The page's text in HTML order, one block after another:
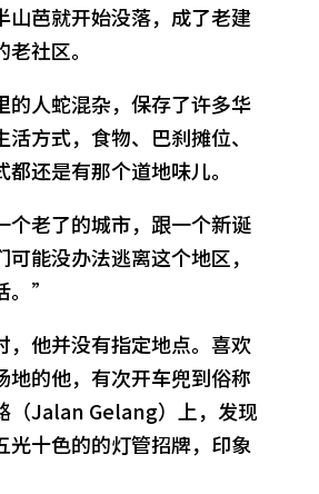
山芭就开始没落，成了老建
社区。
的人蛇混杂，保存了许多华
活方式，食物、巴刹摊位、
还是有那个道地味儿。
个老了的城市，跟一个新诞
能没办法逃离这个地区，
。”
，他并没有指定地点。喜欢
地的他，有次开车兜到俗称
（Jalan Gelang）上，发现
十色的的灯管招牌，印象